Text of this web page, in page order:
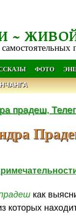
~
ФОТО
прадеш,
как